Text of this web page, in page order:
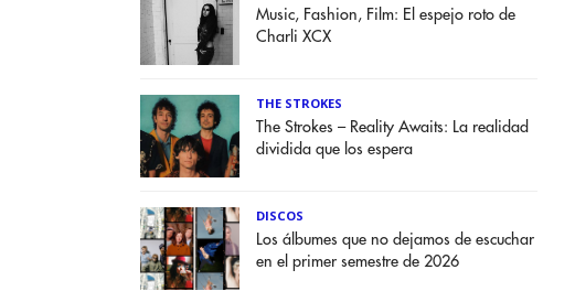
Music, Fashion, Film: El espejo roto de
Charli XCX
THE STROKES
The Strokes – Reality Awaits: La realidad
dividida que los espera
DISCOS
Los álbumes que no dejamos de escuchar
en el primer semestre de 2026